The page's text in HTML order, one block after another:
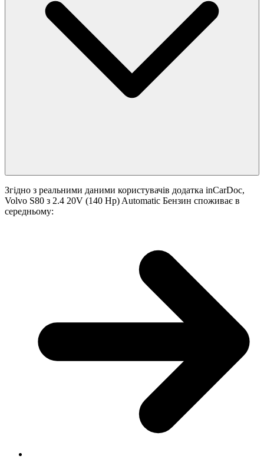
Згідно з реальними даними користувачів додатка inCarDoc,
Volvo S80 з 2.4 20V (140 Hp) Automatic Бензин споживає в
середньому: